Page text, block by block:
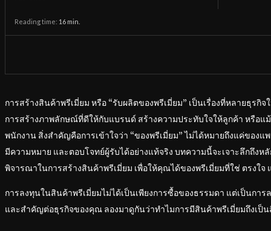
Reading time: 16 min.
การสร้างสินค้าพรีเมี่ยม หรือ “รับผลิตของพรีเมี่ยม” เป็นเรื่องที่หลายธุรกิ
การสร้างภาพลักษณ์ที่ดีให้กับแบรนด์ สร้างความประทับใจให้ลูกค้า หรือแ
พนักงาน สิ่งสำคัญคือการเข้าใจว่า “ของพรีเมี่ยม” ไม่ได้หมายถึงแค่ของ
มีความหมาย และตอบโจทย์ผู้รับได้อย่างแท้จริง บทความนี้จะเจาะลึกถึงห
พิจารณาในการสร้างสินค้าพรีเมี่ยม เพื่อให้คุณได้ของพรีเมี่ยมที่ใช่ ตรงใจ
การลงทุนในสินค้าพรีเมี่ยมไม่ได้เป็นเพียงการซื้อของธรรมดา แต่เป็นกา
และสำคัญต่อธุรกิจของคุณ ลองมาดูกันว่าทำไมการมีสินค้าพรีเมี่ยมถึงเป็